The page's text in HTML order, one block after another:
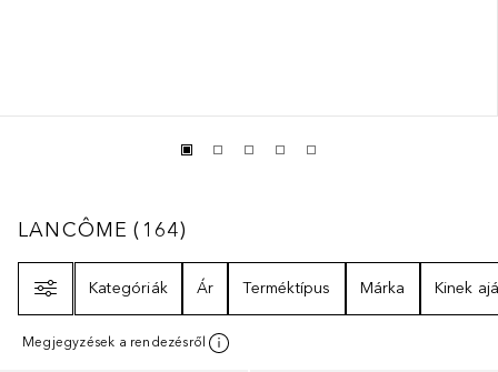
LANCÔME 164
LANCÔME ( 164)
Kategóriák
Ár Terméktípus Márka Kinek
Megjegyzések a rendezésről